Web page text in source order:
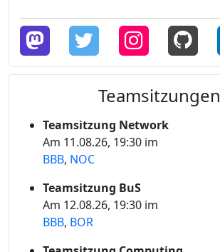
Teamsitzungen
Teamsitzung Network
Am 11.08.26, 19:30 im
BBB, NOC
Teamsitzung BuS
Am 12.08.26, 19:30 im
BBB, BOR